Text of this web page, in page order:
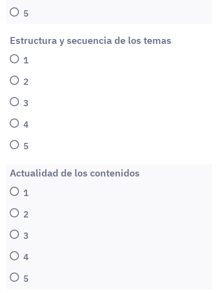
5
Estructura y secuencia de los temas
1
2
3
4
5
Actualidad de los contenidos
1
2
3
4
5